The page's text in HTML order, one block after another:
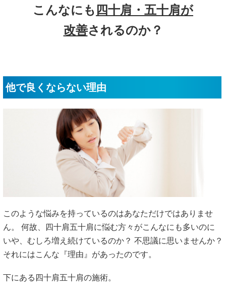
こんなにも 四十肩・五十肩が
改善されるのか？
他で良くならない理由
このような悩みを持っているのはあなただけではありませ
ん。 何故、四十肩五十肩に悩む方々がこんなにも多いのに
いや、むしろ増え続けているのか？ 不思議に思いませんか？
それにはこんな『理由』があったのです。
下にある四十肩五十肩の施術。